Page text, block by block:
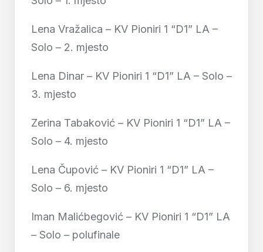
Lena Vražalica – KV Pioniri 1 “D1” LA –
Solo – 2. mjesto
Lena Dinar – KV Pioniri 1 “D1” LA – Solo –
3. mjesto
Zerina Tabaković – KV Pioniri 1 “D1” LA –
Solo – 4. mjesto
Lena Čupović – KV Pioniri 1 “D1” LA –
Solo – 6. mjesto
Iman Malićbegović – KV Pioniri 1 “D1” LA
– Solo – polufinale